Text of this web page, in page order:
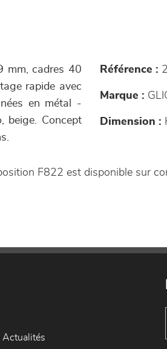
mm, cadres 40
rapide avec
en métal -
beige. Concept
Référence :
Marque :
Dimension :
F822 est disponible sur
Actualités